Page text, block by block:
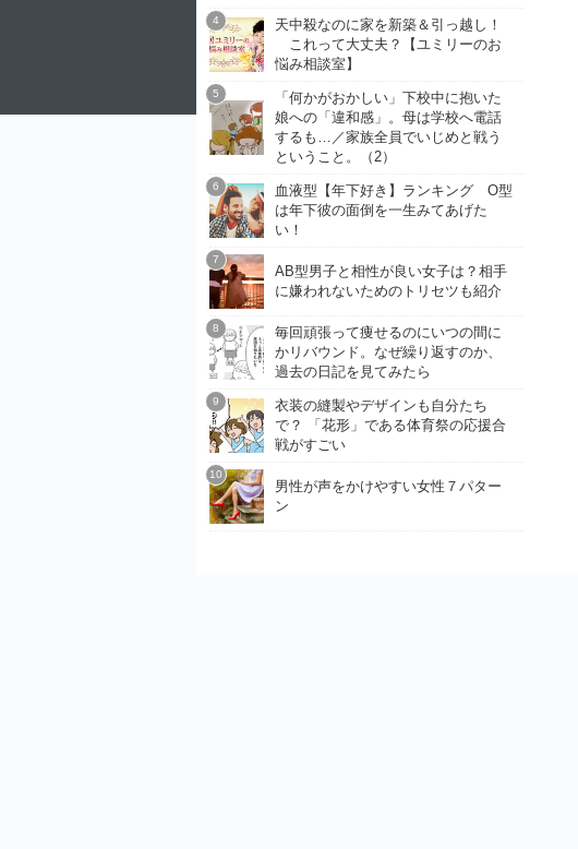
天中殺なのに家を新築＆引っ越し！
これって大丈夫？【ユミリーのお
悩み相談室】
「何かがおかしい」下校中に抱いた
娘への「違和感」。母は学校へ電話
するも…／家族全員でいじめと戦う
ということ。（2）
血液型【年下好き】ランキング O型
は年下彼の面倒を一生みてあげた
い！
AB型男子と相性が良い女子は？相手
に嫌われないためのトリセツも紹介
毎回頑張って痩せるのにいつの間に
かリバウンド。なぜ繰り返すのか、
過去の日記を見てみたら
衣装の縫製やデザインも自分たち
で？ 「花形」である体育祭の応援合
戦がすごい
男性が声をかけやすい女性７パター
ン